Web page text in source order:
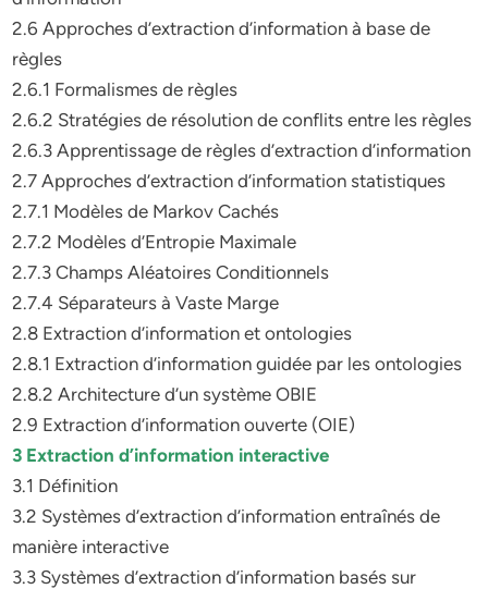
2.6 Approches d’extraction d’information à base de
règles
2.6.1 Formalismes de règles
2.6.2 Stratégies de résolution de conflits entre les règles
2.6.3 Apprentissage de règles d’extraction d’information
2.7 Approches d’extraction d’information statistiques
2.7.1 Modèles de Markov Cachés
2.7.2 Modèles d’Entropie Maximale
2.7.3 Champs Aléatoires Conditionnels
2.7.4 Séparateurs à Vaste Marge
2.8 Extraction d’information et ontologies
2.8.1 Extraction d’information guidée par les ontologies
2.8.2 Architecture d’un système OBIE
2.9 Extraction d’information ouverte (OIE)
3 Extraction d’information interactive
3.1 Définition
3.2 Systèmes d’extraction d’information entraînés de
manière interactive
3.3 Systèmes d’extraction d’information basés sur